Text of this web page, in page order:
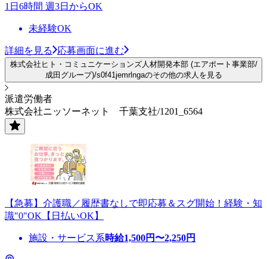
1日6時間 週3日からOK
未経験OK
詳細を見る 応募画面に進む
株式会社ヒト・コミュニケーションズ人材開発本部 (エアポート事業部/
成田グループ)/s0f41jemrlngaのその他の求人を見る
派遣労働者
株式会社ニッソーネット 千葉支社/1201_6564
【急募】介護職／履歴書なしで即応募＆スグ開始！経験・知
識"0"OK【日払いOK】
施設・サービス系時給1,500円〜2,250円